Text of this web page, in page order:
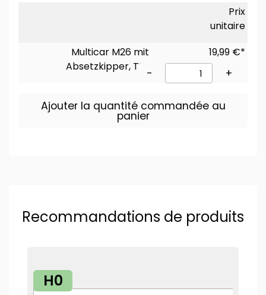
Prix
unitaire
Multicar M26 mit
Absetzkipper, THW
19,99 €*
- +
Ajouter la quantité commandée au
panier
Recommandations de produits
H0